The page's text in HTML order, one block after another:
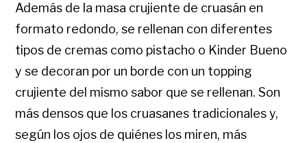
Además de la masa crujiente de cruasán en
formato redondo, se rellenan con diferentes
tipos de cremas como pistacho o Kinder Bueno
y se decoran por un borde con un topping
crujiente del mismo sabor que se rellenan. Son
más densos que los cruasanes tradicionales y,
según los ojos de quiénes los miren, más